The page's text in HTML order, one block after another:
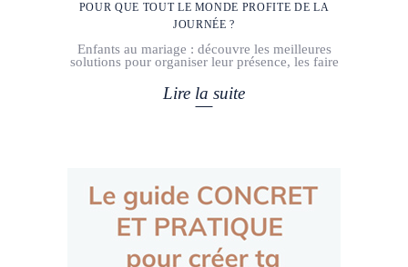
POUR QUE TOUT LE MONDE PROFITE DE LA
JOURNÉE ?
Enfants au mariage : découvre les meilleures
solutions pour organiser leur présence, les faire
Lire la suite